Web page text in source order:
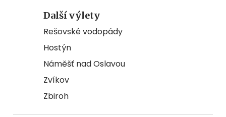
Další výlety
Rešovské vodopády
Hostýn
Náměšť nad Oslavou
Zvíkov
Zbiroh